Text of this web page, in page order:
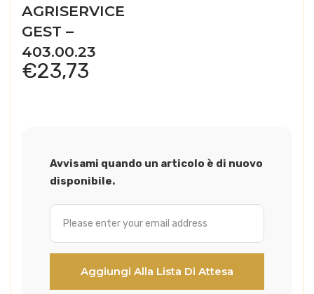
AGRISERVICE
GEST –
403.00.23
€23,73
Avvisami quando un articolo è di nuovo
disponibile.